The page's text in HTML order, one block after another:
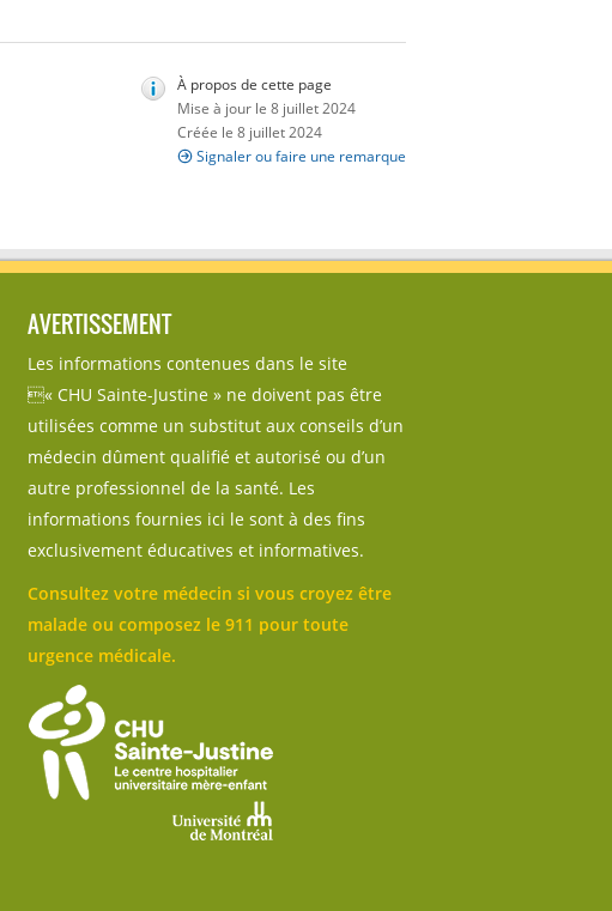
À propos de cette page
Mise à jour le 8 juillet 2024
Créée le 8 juillet 2024
Signaler ou faire une remarque
AVERTISSEMENT
Les informations contenues dans le site
« CHU Sainte-Justine » ne doivent pas être
utilisées comme un substitut aux conseils d’un
médecin dûment qualifié et autorisé ou d’un
autre professionnel de la santé. Les
informations fournies ici le sont à des fins
exclusivement éducatives et informatives.
Consultez votre médecin si vous croyez être
malade ou composez le 911 pour toute
urgence médicale.